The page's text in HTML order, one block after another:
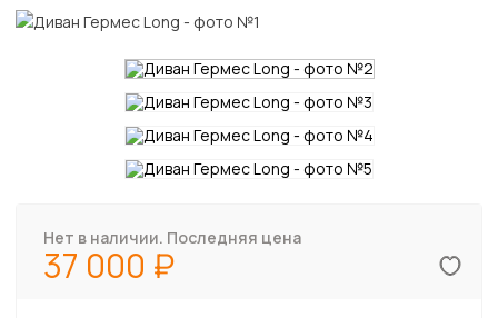
Нет в наличии. Последняя цена
37 000